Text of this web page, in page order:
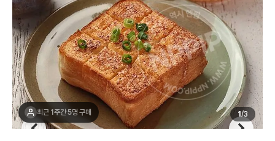
1 /3
최근 1주간 5명 구매